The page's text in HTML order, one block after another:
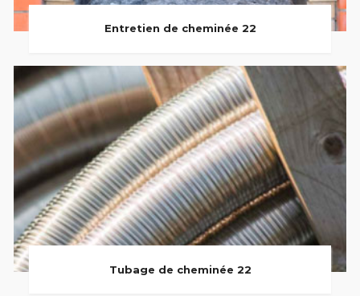
Entretien de cheminée 22
Tubage de cheminée 22